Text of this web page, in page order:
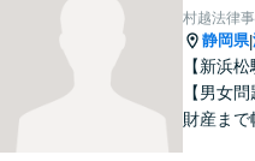
村越法律
静岡県|
【新浜
【男女
財産まで